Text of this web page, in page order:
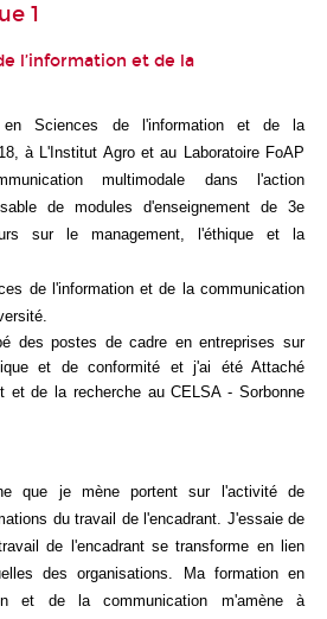
1
l’information et de la
en Sciences de l'information et de la
à L'Institut Agro et au Laboratoire FoAP
multimodale dans l'action
de modules d'enseignement de 3e
sur le management, l'éthique et la
de l'information et de la communication
des postes de cadre en entreprises sur
et de conformité et j'ai été Attaché
et de la recherche au CELSA - Sorbonne
que je mène portent sur l'activité de
du travail de l'encadrant. J'essaie de
de l'encadrant se transforme en lien
des organisations. Ma formation en
et de la communication m'amène à